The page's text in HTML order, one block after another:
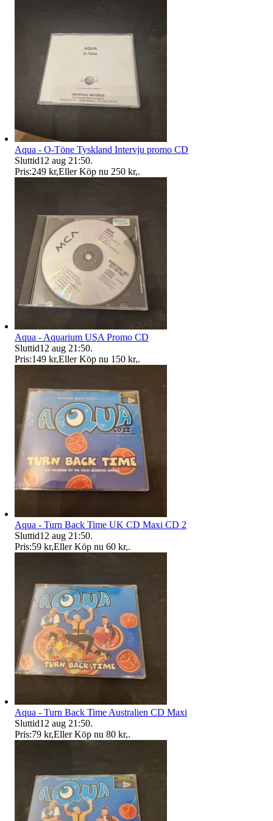
Aqua - O-Töne Tyskland Intervju promo CD
Sluttid12 aug 21:50.
Pris:249 kr,Eller Köp nu 250 kr,.
Aqua - Aquarium USA Promo CD
Sluttid12 aug 21:50.
Pris:149 kr,Eller Köp nu 150 kr,.
Aqua - Turn Back Time UK CD Maxi CD 2
Sluttid12 aug 21:50.
Pris:59 kr,Eller Köp nu 60 kr,.
Aqua - Turn Back Time Australien CD Maxi
Sluttid12 aug 21:50.
Pris:79 kr,Eller Köp nu 80 kr,.